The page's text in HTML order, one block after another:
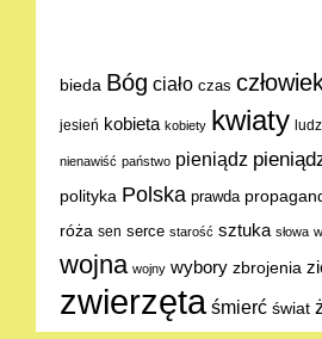
bieda Bóg ciało czas
jesień kobieta kobiety kwiaty
nienawiść państwo pieniądz
polityka Polska prawda
róża sen serce starość sztuka słowa
wojna wojny wybory zbrojenia
zwierzęta śmierć świat